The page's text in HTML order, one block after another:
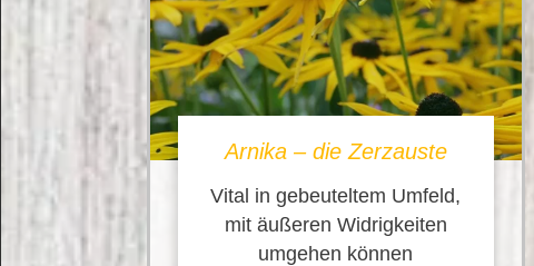
Arnika – die Zerzauste
Vital in gebeuteltem Umfeld,
mit äußeren Widrigkeiten
umgehen können